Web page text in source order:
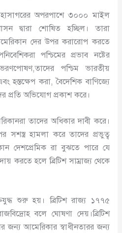
অপরপাশে ৩০০০ মাইল
দ্বারা শোষিত হচ্ছিল। তারা
দের উপর করারোপ করতে
পশ্চিমের প্রভাব নষ্টের
পশ্চিম ভারতীয়
হস্তক্ষেপ করা, বৈদেশিক বাণিজ্যে
প্রতি অভিযোগ প্রকাশ করে।
তাদের অধিকার দাবী করে।
সশস্ত্র হামলা করে তাদের প্রভুত্ব
দেশপ্রেমিক রা বুঝতে পারে যে
করতে হলে ব্রিটিশ সাম্রাজ্য থেকে
শুরু হয়। ব্রিটিশ রাজ্য ১৭৭৫
বলে ঘোষণা দেয়।ব্রিটিশ
জন্য আমেরিকার স্বাধীনতারর জন্য